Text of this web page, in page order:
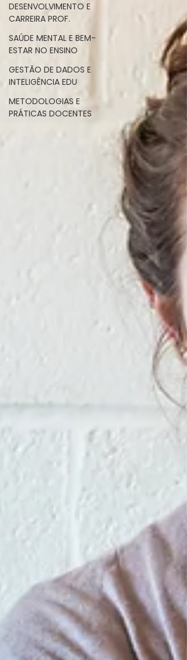
DESENVOLVIMENTO E
CARREIRA PROF.
SAÚDE MENTAL E BEM-
ESTAR NO ENSINO
GESTÃO DE DADOS E
INTELIGÊNCIA EDU
METODOLOGIAS E
PRÁTICAS DOCENTES